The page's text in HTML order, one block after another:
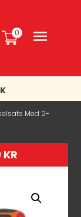
0
Med 2-